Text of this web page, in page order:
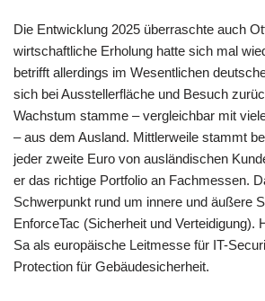
Die Entwicklung 2025 überraschte auch
wirtschaftliche Erholung hatte sich mal
betrifft allerdings im Wesentlichen
sich bei Ausstellerfläche und Besuch
Wachstum stamme – vergleichbar mit
– aus dem Ausland. Mittlerweile stammt
jeder zweite Euro von ausländischen
er das richtige Portfolio an Fachmessen.
Schwerpunkt rund um innere und äußere
EnforceTac (Sicherheit und Verteidigung).
Sa als europäische Leitmesse für IT-
Protection für Gebäudesicherheit.